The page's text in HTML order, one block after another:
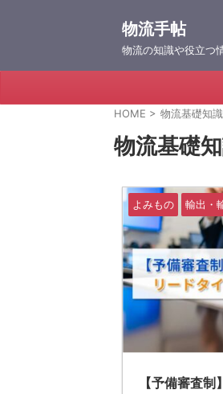
物流手帖
物流の知識や役立つ
HOME > 物流基礎知識
物流基礎
よみもの 輸出・
【予備審査